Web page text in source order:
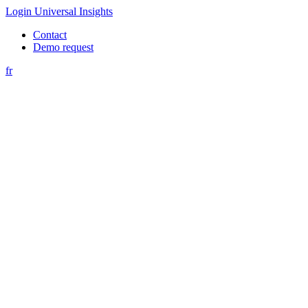
Login Universal Insights
Contact
Demo request
fr